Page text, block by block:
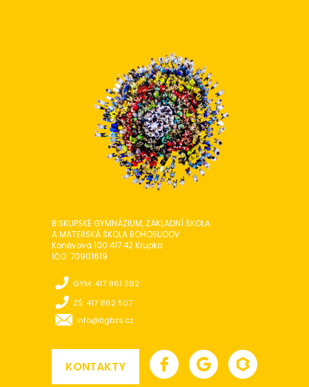
BISKUPSKÉ GYMNÁZIUM, ZÁKLADNÍ ŠKOLA
A MATEŘSKÁ ŠKOLA BOHOSUDOV
Koněvova 100 417 42 Krupka
IČO: 70901619
GYM: 417 861 392
ZŠ: 417 862 507
info@bgbzs.cz
KONTAKTY